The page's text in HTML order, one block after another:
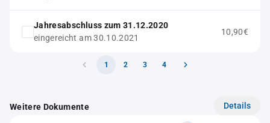
Jahresabschluss zum 31.12.2020
eingereicht am 30.10.2021
10,90€
1 2 3 4
Weitere Dokumente Details